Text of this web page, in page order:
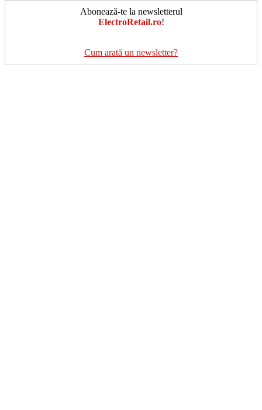
Abonează-te la newsletterul
ElectroRetail.ro!
Cum arată un newsletter?